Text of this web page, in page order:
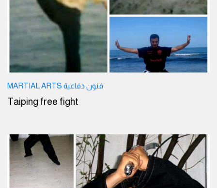
MARTIAL ARTS فنون دفاعية
Taiping free fight